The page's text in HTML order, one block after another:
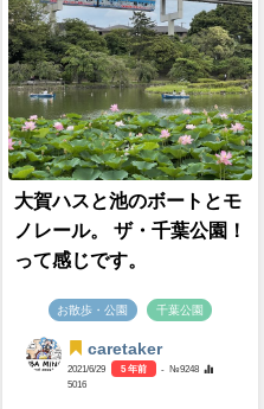
大賀ハスと池のボートとモ
ノレール。 ザ・千葉公園！
って感じです。
お散歩・公園 千葉公園
caretaker
2021/6/29 5 年前
- №9248
5016